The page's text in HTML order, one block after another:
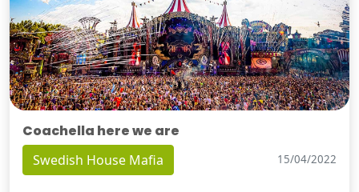
Coachella here we are
Swedish House Mafia 15/04/2022